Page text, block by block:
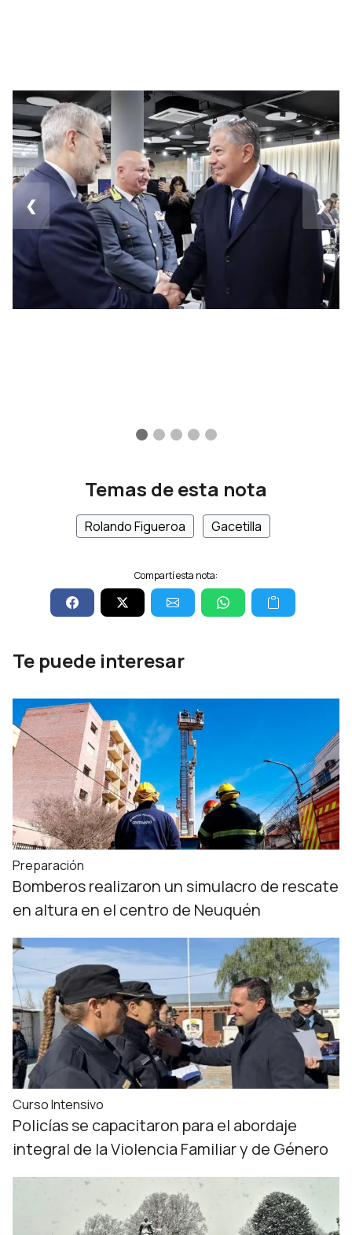
❮ ❯
Temas de esta nota
Rolando Figueroa Gacetilla
Compartí esta nota:
Te puede interesar
Preparación
Bomberos realizaron un simulacro de rescate
en altura en el centro de Neuquén
Curso Intensivo
Policías se capacitaron para el abordaje
integral de la Violencia Familiar y de Género